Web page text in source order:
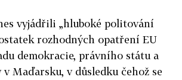
vyjádřili „hluboké politování
rozhodných opatření EU
demokracie, právního státu a
Maďarsku, v důsledku čehož se